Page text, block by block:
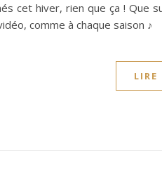
cet hiver, rien que ça ! Que
comme à chaque saison ♪
LIRE